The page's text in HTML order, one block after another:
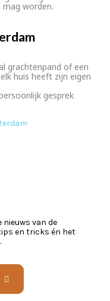
mag worden.
grachtenpand of een
huis heeft zijn eigen
gesprek
van de
en tricks én het